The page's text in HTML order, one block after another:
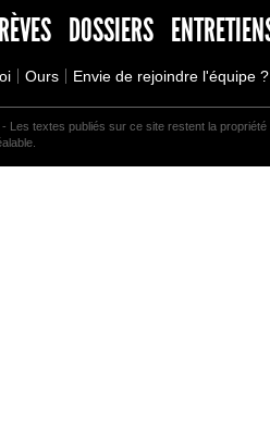
DOSSIERS
Ours Envie de rejoindre l'équipe ?
Les textes publiés sur ce site restent la